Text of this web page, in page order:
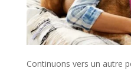
Continuons vers un autre